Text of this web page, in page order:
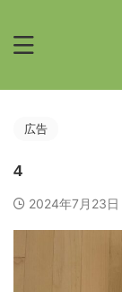
広告
4
2024年7月23日